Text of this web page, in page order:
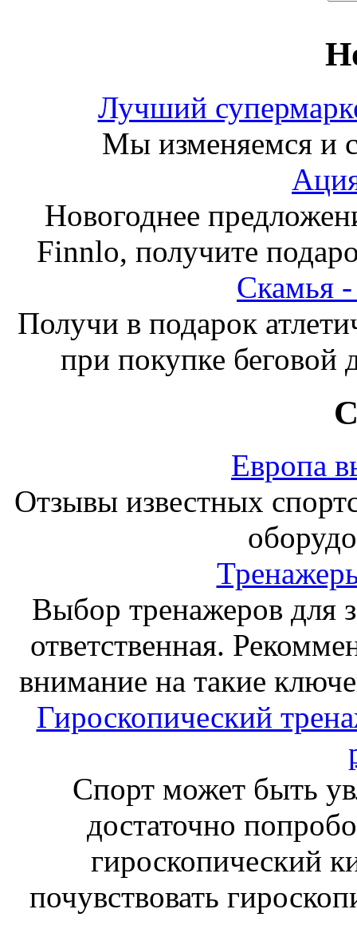
Лучший
Мы изменяемся и
Новогоднее
Finnlo, получите
Получи в подарок
при покупке беговой
Европа
Отзывы известных
Выбор тренажеров для
ответственная.
внимание на такие
Гироскопический
Спорт может быть
достаточно
гироскопический
почувствовать